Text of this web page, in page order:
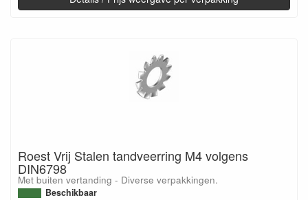
Roest Vrij Stalen tandveerring M4 volgens
DIN6798
Met buiten vertanding - Diverse verpakkingen.
Beschikbaar